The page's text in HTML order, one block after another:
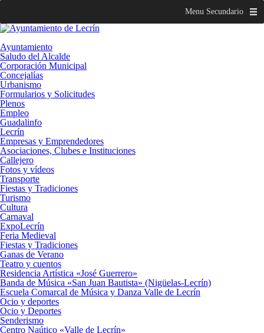
Menu Secundario
Ayuntamiento
Saludo del Alcalde
Corporación Municipal
Concejalías
Urbanismo
Formularios y Solicitudes
Plenos
Empleo
Guadalinfo
Lecrín
Empresas y Emprendedores
Asociaciones, Clubes e Instituciones
Callejero
Fotos y vídeos
Transporte
Fiestas y Tradiciones
Turismo
Cultura
Carnaval
ExpoLecrín
Feria Medieval
Fiestas y Tradiciones
Ganas de Verano
Teatro y cuentos
Residencia Artística «José Guerrero»
Banda de Música «San Juan Bautista» (Nigüelas-Lecrín)
Escuela Comarcal de Música y Danza Valle de Lecrín
Ocio y deportes
Ocio y Deportes
Senderismo
Centro Naútico «Valle de Lecrín»